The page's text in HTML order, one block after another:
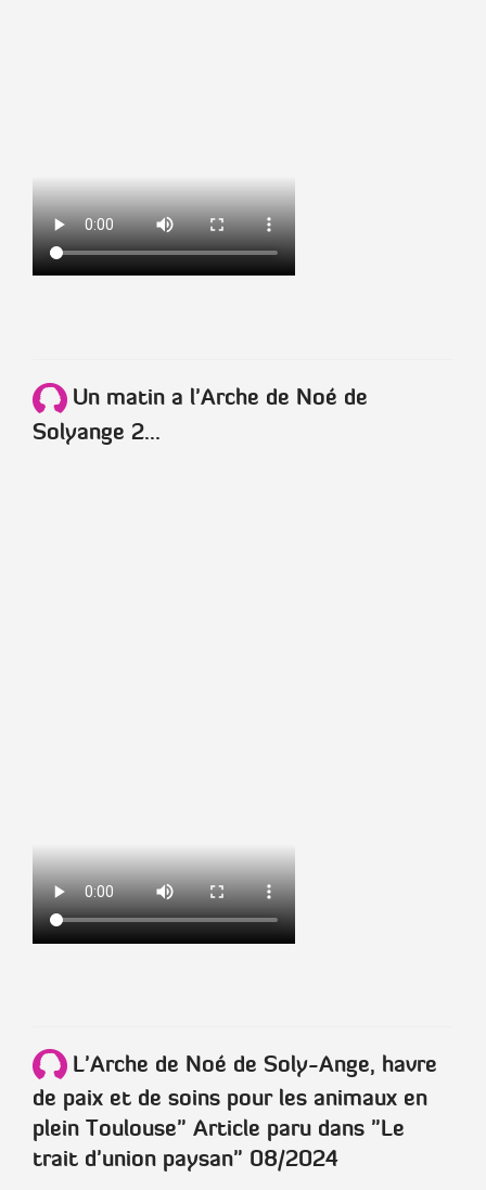
Un matin a l'Arche de Noé de
Solyange 2...
L'Arche de Noé de Soly-Ange, havre
de paix et de soins pour les animaux en
plein Toulouse" Article paru dans "Le
trait d'union paysan" 08/2024